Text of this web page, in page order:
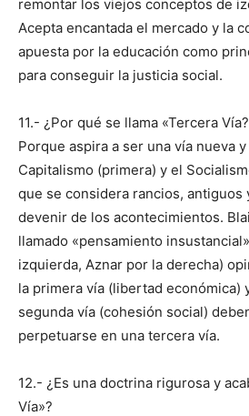
remontar los viejos conceptos de
Acepta encantada el mercado y la
apuesta por la educación como
para conseguir la justicia social.
11.- ¿Por qué se llama «Tercera Vía?
Porque aspira a ser una vía nueva
Capitalismo (primera) y el
que se considera rancios, antiguos
devenir de los acontecimientos.
llamado «pensamiento
izquierda, Aznar por la derecha)
la primera vía (libertad económica)
segunda vía (cohesión social)
perpetuarse en una tercera vía.
12.- ¿Es una doctrina rigurosa y
Vía»?